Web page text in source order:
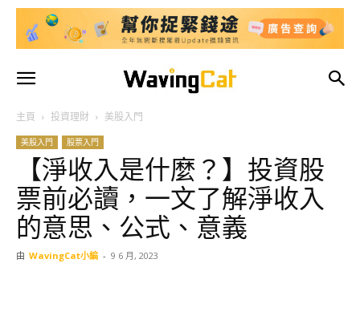
主頁 投資理財 美股入門
美股入門 股票入門
【淨收入是什麼？】投資股
票前必讀，一文了解淨收入
的意思、公式、意義
由 WavingCat小編 - 9 6 月, 2023